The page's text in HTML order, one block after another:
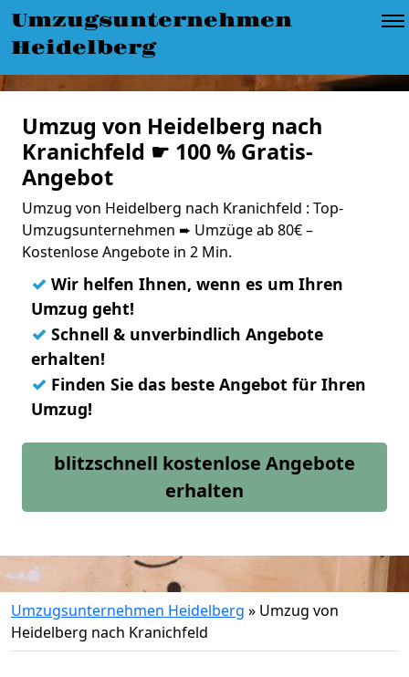
Umzugsunternehmen
Heidelberg
Umzug von Heidelberg nach
Kranichfeld ☛ 100 % Gratis-
Angebot
Umzug von Heidelberg nach Kranichfeld : Top-
Umzugsunternehmen ➨ Umzüge ab 80€ –
Kostenlose Angebote in 2 Min.
✓ Wir helfen Ihnen, wenn es um Ihren
Umzug geht!
✓ Schnell & unverbindlich Angebote
erhalten!
✓ Finden Sie das beste Angebot für Ihren
Umzug!
blitzschnell kostenlose Angebote
erhalten
Umzugsunternehmen Heidelberg » Umzug von
Heidelberg nach Kranichfeld